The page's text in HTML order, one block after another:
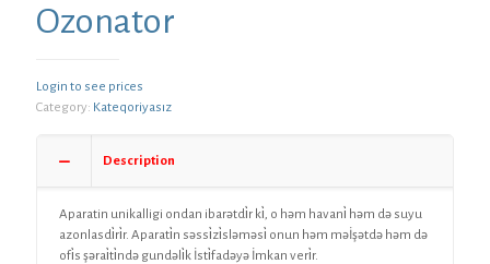
Ozonator
Login to see prices
Category: Kateqoriyasız
Description
Aparatin unikalligi ondan ibarətdi̇r ki̇, o həm havani̇ həm də suyu
azonlasdi̇ri̇r. Aparati̇n səssi̇zi̇sləməsi̇ onun həm məİşətdə həm də
ofi̇s şərai̇ti̇ndə gundəli̇k İsti̇fadəyə İmkan veri̇r.